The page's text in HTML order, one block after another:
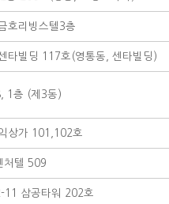
호리빙스텔3층
타빌딩 117호(영통동, 센타빌딩)
1층 (제3동)
상가 101,102호
처텔 509
11 삼공타워 202호